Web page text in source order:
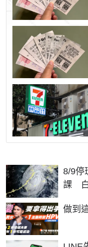
8/9停
課 白
做到
PR